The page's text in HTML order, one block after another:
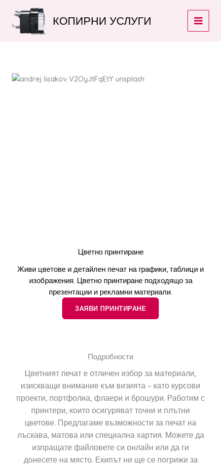
content
КОПИРНИ УСЛУГИ
Цветно принтиране
Живи цветове и детайлен печат на графики, таблици и
изображения. Цветно принтиране подходящо за
презентации и рекламни материали.
ЗАЯВИ ПРИНТИРАНЕ
Подробности
Цветният печат е отличен избор за материали,
изискващи внимание към визията – като курсови
проекти, портфолиа, флаери и брошури. Работим с
принтери, които осигуряват точни и плътни
цветове. Предлагаме възможности за печат на
лъскава, матова или специална хартия. Можете да
изпращате файловете си онлайн или да ги
донесете на място. Екипът ни ще се погрижи за